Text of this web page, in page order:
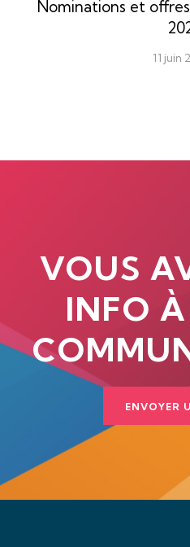
Nominations et
11 juin
VOUS
INFO
ENVOYER